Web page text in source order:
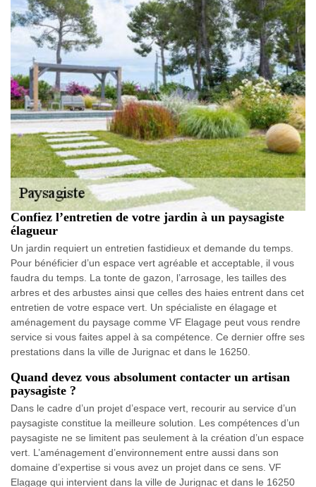
Confiez l’entretien de votre jardin à un paysagiste
élagueur
Un jardin requiert un entretien fastidieux et demande du temps.
Pour bénéficier d’un espace vert agréable et acceptable, il vous
faudra du temps. La tonte de gazon, l’arrosage, les tailles des
arbres et des arbustes ainsi que celles des haies entrent dans cet
entretien de votre espace vert. Un spécialiste en élagage et
aménagement du paysage comme VF Elagage peut vous rendre
service si vous faites appel à sa compétence. Ce dernier offre ses
prestations dans la ville de Jurignac et dans le 16250.
Quand devez vous absolument contacter un artisan
paysagiste ?
Dans le cadre d’un projet d’espace vert, recourir au service d’un
paysagiste constitue la meilleure solution. Les compétences d’un
paysagiste ne se limitent pas seulement à la création d’un espace
vert. L’aménagement d’environnement entre aussi dans son
domaine d’expertise si vous avez un projet dans ce sens. VF
Elagage qui intervient dans la ville de Jurignac et dans le 16250